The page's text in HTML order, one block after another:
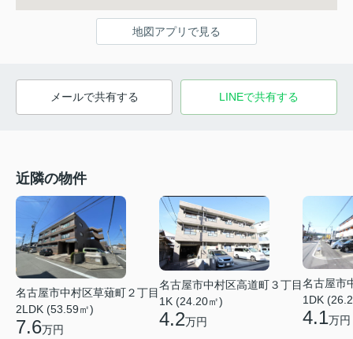
地図アプリで見る
メールで共有する LINEで共有する
近隣の物件
名古屋市中村区草薙町２丁目
2LDK (53.59㎡)
7.6万円
名古屋市中村区高道町３丁目
1K (24.20㎡)
4.2万円
名古屋市
1DK
4.1万円